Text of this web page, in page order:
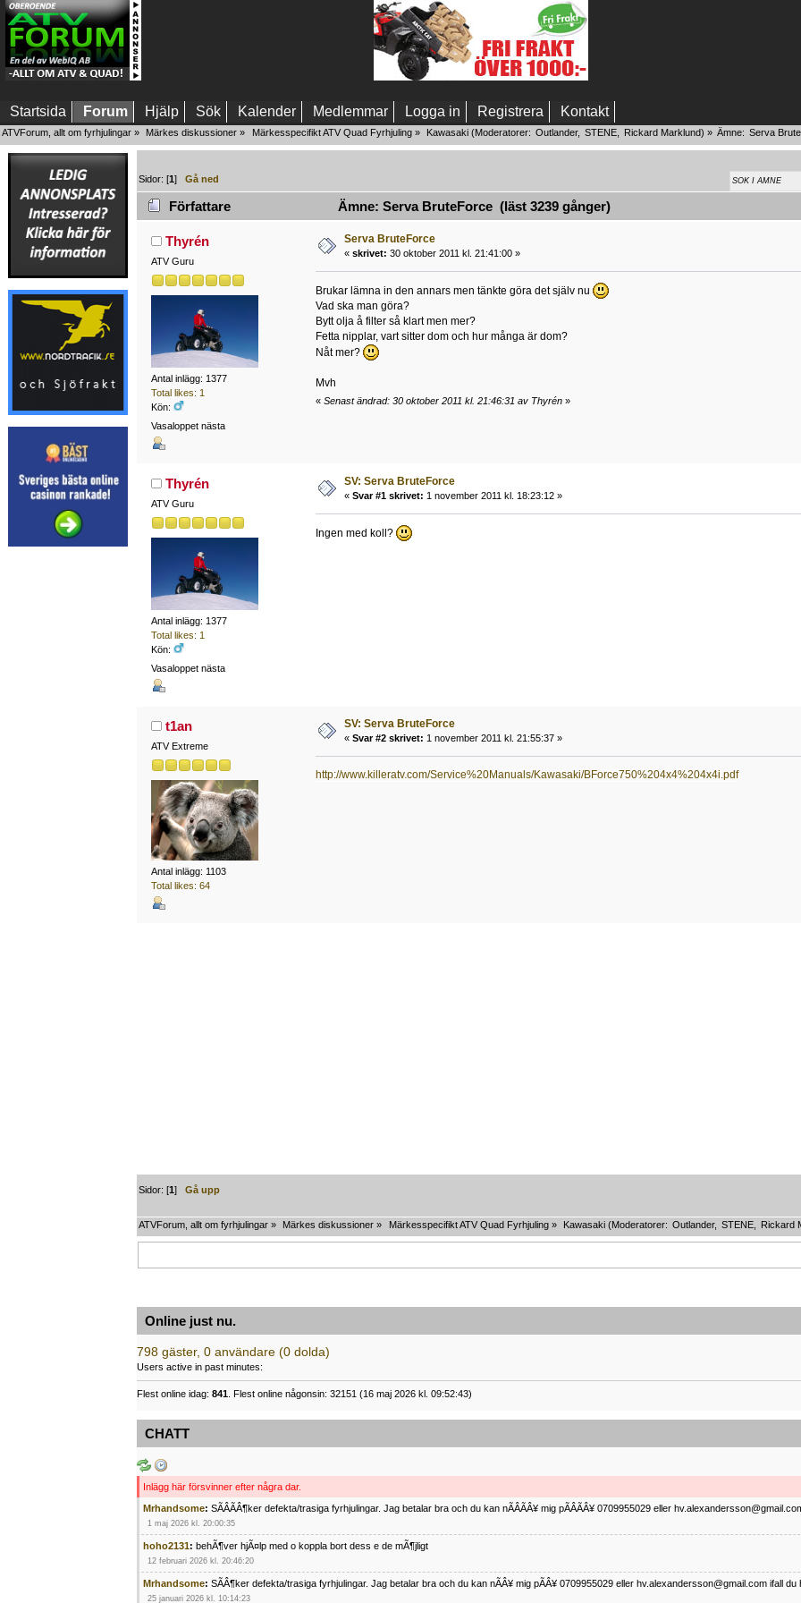
Startsida Forum Hjälp Sök Kalender Medlemmar Logga in Registrera Kontakt
ATVForum, allt om fyrhjulingar » Märkes diskussioner » Märkesspecifikt ATV Quad Fyrhjuling» Kawasaki(Moderatorer: Outlander, STENE, Rickard Marklund) » Ämne: Serva
Sidor: [1]Gå ned
Författare Ämne: Serva BruteForce (läst 3239 gånger)
Thyrén
ATV Guru
Antal inlägg: 1377
Total likes: 1
Kön:
Vasaloppet nästa
Serva BruteForce
« skrivet: 30 oktober 2011 kl. 21:41:00 »
Brukar lämna in den annars men tänkte göra det själv nu
Vad ska man göra?
Bytt olja å filter så klart men mer?
Fetta nipplar, vart sitter dom och hur många är dom?
Nåt mer?
Mvh
« Senast ändrad: 30 oktober 2011 kl. 21:46:31 av Thyrén»
Thyrén
ATV Guru
Antal inlägg: 1377
Total likes: 1
Kön:
Vasaloppet nästa
SV: Serva BruteForce
« Svar #1 skrivet: 1 november 2011 kl. 18:23:12 »
Ingen med koll?
t1an
ATV Extreme
Antal inlägg: 1103
Total likes: 64
SV: Serva BruteForce
« Svar #2 skrivet: 1 november 2011 kl. 21:55:37 »
http://www.killeratv.com/Service%20Manuals/Kawasaki/BForce750%204x4%204x4i.pdf
Sidor: [1]Gå upp
ATVForum, allt om fyrhjulingar » Märkes diskussioner » Märkesspecifikt ATV Quad Fyrhjuling» Kawasaki(Moderatorer: Outlander, STENE, Rickard
Online just nu.
798 gäster, 0 användare (0 dolda)
Users active in past minutes:
Flest online idag: 841 . Flest online någonsin: 32151 (16 maj 2026 kl. 09:52:43)
CHATT
Inlägg här försvinner efter några dar.
Mrhandsome: SÃÂÃÂ¶ker defekta/trasiga fyrhjulingar. Jag betalar bra och du kan nÃÂÃÂ¥ mig pÃÂÃÂ¥ 0709955029 eller
1 maj 2026 kl. 20:00:35
hoho2131: behÃ¶ver hjÃ¤lp med o koppla bort dess e de mÃ¶jligt
12 februari 2026 kl. 20:46:20
Mrhandsome: SÃÂ¶ker defekta/trasiga fyrhjulingar. Jag betalar bra och du kan nÃÂ¥ mig pÃÂ¥ 0709955029 eller hv.alexandersson@gmail.com ifall
25 januari 2026 kl. 10:14:23